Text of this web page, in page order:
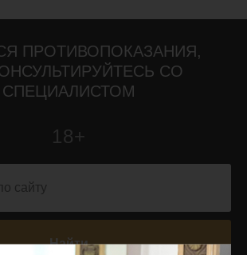
ПРОТИВОПОКАЗАНИЯ,
СО
СПЕЦИАЛИСТОМ
18+
Найти